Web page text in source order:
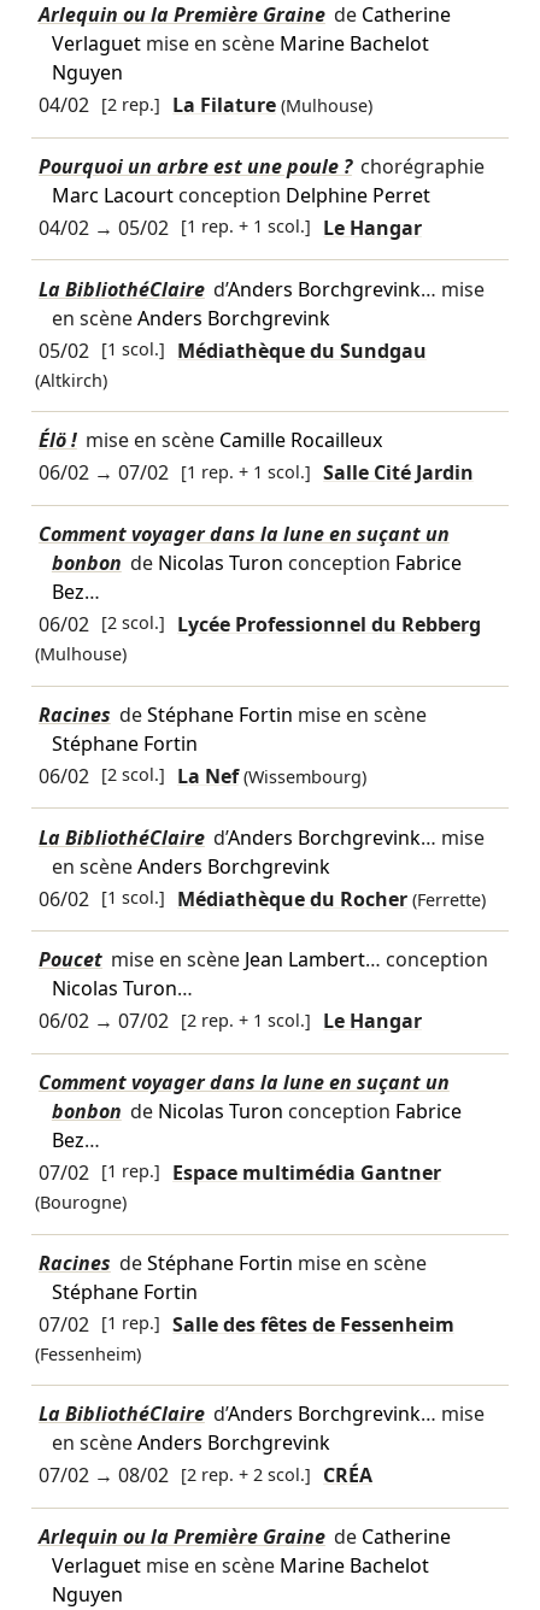
Arlequin ou la Première Graine de Catherine
Verlaguetmise en scène Marine Bachelot
Nguyen
04/02 [2 rep.] La Filature (Mulhouse)
Pourquoi un arbre est une poule ? chorégraphie
Marc Lacourtconception Delphine Perret
04/02→ 05/02 [1 rep. + 1 scol.] Le Hangar
La BibliothéClaire d’Anders Borchgrevink… mise
en scèneAnders Borchgrevink
05/02 [1 scol.] Médiathèque du Sundgau
(Altkirch)
Élö ! mise en scène Camille Rocailleux
06/02→ 07/02 [1 rep. + 1 scol.] Salle Cité Jardin
Comment voyager dans la lune en suçant un
bonbon de Nicolas Turon conception Fabrice
Bez…
06/02 [2 scol.] Lycée Professionnel du Rebberg
(Mulhouse)
Racines deStéphane Fortin mise en scène
Stéphane Fortin
06/02 [2 scol.] La Nef (Wissembourg)
La BibliothéClaire d’Anders Borchgrevink… mise
en scèneAnders Borchgrevink
06/02 [1 scol.] Médiathèque du Rocher (Ferrette)
Poucet mise en scène Jean Lambert… conception
Nicolas Turon…
06/02→ 07/02 [2 rep. + 1 scol.] Le Hangar
Comment voyager dans la lune en suçant un
bonbon de Nicolas Turon conception Fabrice
Bez…
07/02 [1 rep.] Espace multimédia Gantner
(Bourogne)
Racines deStéphane Fortin mise en scène
Stéphane Fortin
07/02 [1 rep.] Salle des fêtes de Fessenheim
(Fessenheim)
La BibliothéClaire d’Anders Borchgrevink… mise
en scèneAnders Borchgrevink
07/02→ 08/02 [2 rep. + 2 scol.] CRÉA
Arlequin ou la Première Graine de Catherine
Verlaguetmise en scène Marine Bachelot
Nguyen